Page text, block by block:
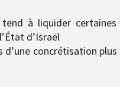
à liquider
d’Israël
concrétisation